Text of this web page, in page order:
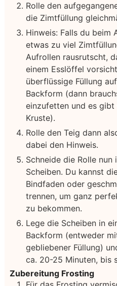
Rolle den
die Zimtfüllung
Hinweis: Falls du beim
etwas zu viel
Aufrollen rausrutscht,
einem Esslöffel
überflüssige Füllung
Backform (dann
einzufetten und es
Kruste).
Rolle den Teig dann
dabei den Hinweis.
Schneide die Rolle
Scheiben. Du kannst
Bindfaden oder
trennen, um ganz
zu bekommen.
Lege die Scheiben in
Backform (entweder
gebliebener Füllung)
ca. 20-25 Minuten, bis
Zubereitung Frosting